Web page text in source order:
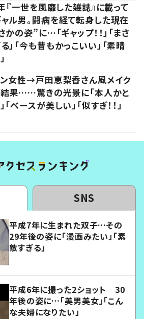
一世を風靡した雑誌』に載って
ル男。闘病を経て転身した現在
かの姿”に…「ギャップ！！」「まさ
」「今も昔もかっこいい」「素晴
女性→戸田恵梨香さん風メイク
果……驚きの光景に「本人かと
「ベースが美しい」「似すぎ！！」
SNS
平成7年に生まれた双子…その
29年後の姿に「漫画みたい」「素
敵すぎる」
平成6年に撮った2ショット 30
年後の姿に…「美男美女」「こん
な夫婦になりたい」